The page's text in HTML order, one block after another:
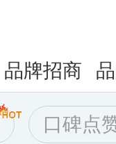
品牌招商
口碑点